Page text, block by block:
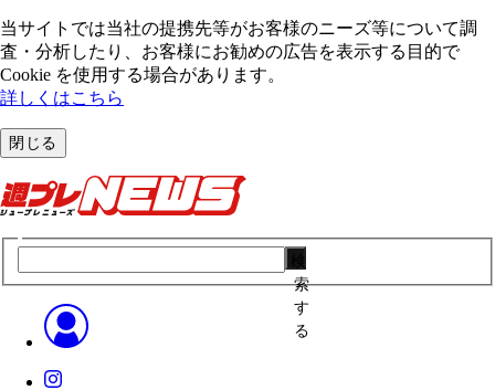
当サイトでは当社の提携先等がお客様のニーズ等について調
査・分析したり、お客様にお勧めの広告を表⽰する⽬的で
Cookie を使⽤する場合があります。
詳しくはこちら
閉じる
索
す
る